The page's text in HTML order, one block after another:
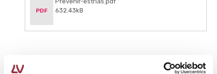
PDF
632.43kB
Autor: Laboratorios Viñas, departamento de